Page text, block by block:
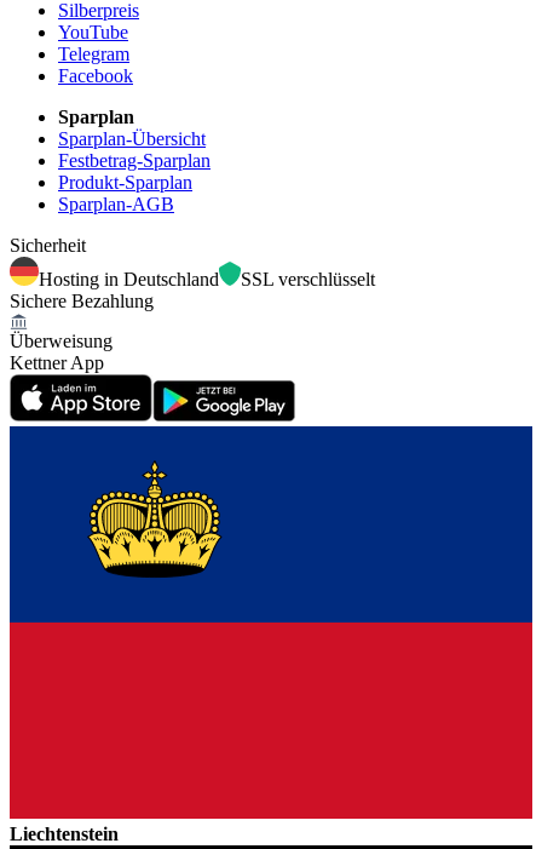
Silberpreis
YouTube
Telegram
Facebook
Sparplan
Sparplan-Übersicht
Festbetrag-Sparplan
Produkt-Sparplan
Sparplan-AGB
Sicherheit
Hosting in Deutschland
SSL verschlüsselt
Sichere Bezahlung
Überweisung
Kettner App
Liechtenstein